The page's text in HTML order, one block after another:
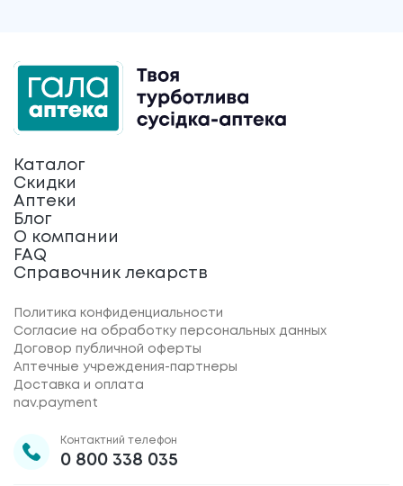
Каталог
Скидки
Аптеки
Блог
О компании
FAQ
Справочник лекарств
Политика конфиденциальности
Согласие на обработку персональных данных
Договор публичной оферты
Аптечные учреждения-партнеры
Доставка и оплата
nav.payment
Контактний телефон
0 800 338 035